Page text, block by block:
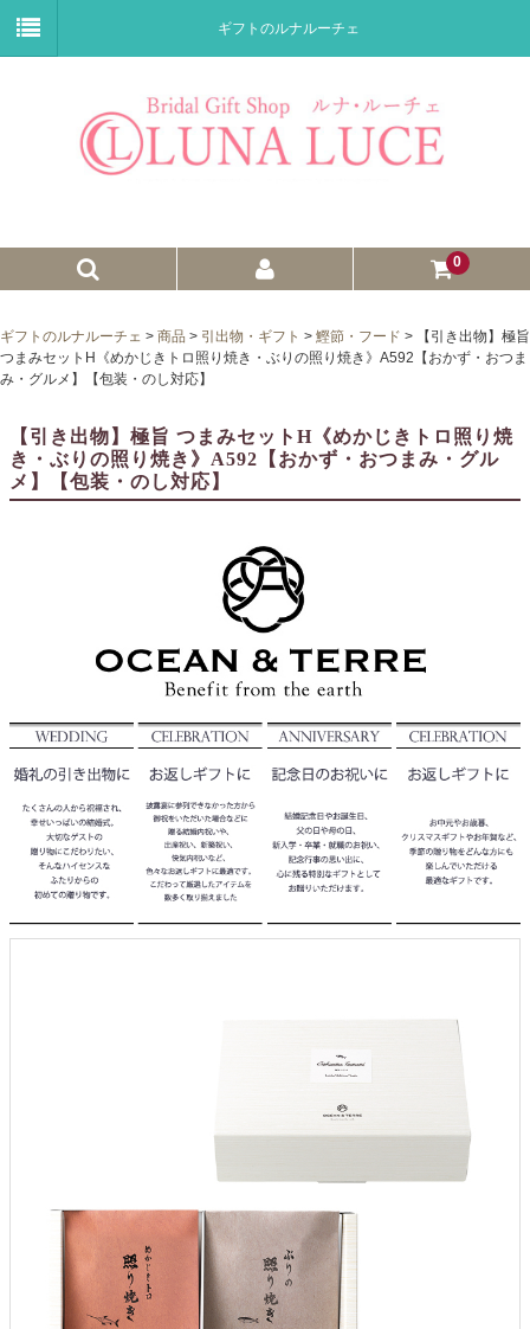
ギフトのルナルーチェ
0
プチギフト
子育て卒業証書
引出物ギフト
カタログギフト
ブライダルバッグ
演出用品
内祝い 出産祝い
ギフトのルナルーチェ > 商品 > 引出物・ギフト > 鰹節・フード >
【引き出物】極旨
つまみセットH《めかじきトロ照り焼き・ぶりの照り焼き》A592【おかず・おつま
み・グルメ】【包装・のし対応】
【引き出物】極旨 つまみセットH《めかじきトロ照り焼
き・ぶりの照り焼き》A592【おかず・おつまみ・グル
メ】【包装・のし対応】